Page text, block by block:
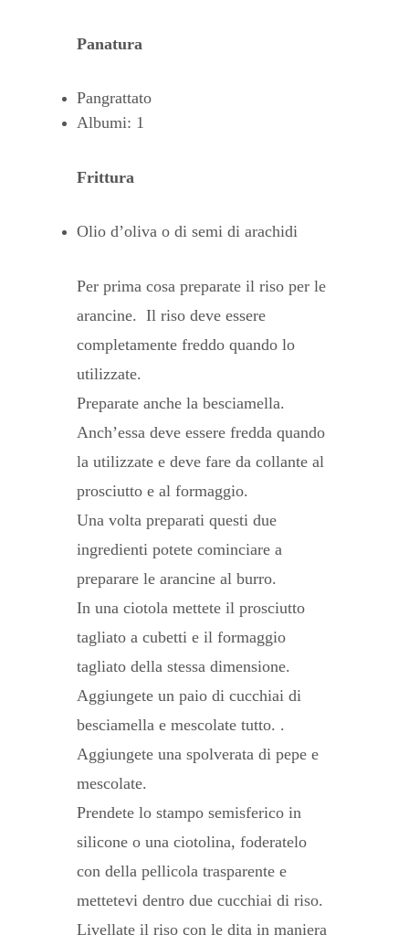
Panatura
Pangrattato
Albumi: 1
Frittura
Olio d’oliva o di semi di arachidi
Per prima cosa preparate il riso per le
arancine. Il riso deve essere
completamente freddo quando lo
utilizzate.
Preparate anche la besciamella.
Anch’essa deve essere fredda quando
la utilizzate e deve fare da collante al
prosciutto e al formaggio.
Una volta preparati questi due
ingredienti potete cominciare a
preparare le arancine al burro.
In una ciotola mettete il prosciutto
tagliato a cubetti e il formaggio
tagliato della stessa dimensione.
Aggiungete un paio di cucchiai di
besciamella e mescolate tutto. .
Aggiungete una spolverata di pepe e
mescolate.
Prendete lo stampo semisferico in
silicone o una ciotolina, foderatelo
con della pellicola trasparente e
mettetevi dentro due cucchiai di riso.
Livellate il riso con le dita in maniera